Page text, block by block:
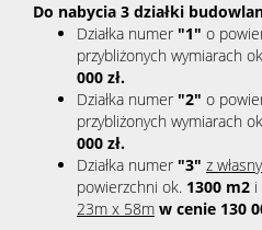
Do nabycia 3 działki
Działka numer "1" o
przybliżonych wymiarach
000 zł.
Działka numer "2" o
przybliżonych wymiarach
000 zł.
Działka numer "3" z
powierzchni ok. 1300 m2 i
23m x 58m w cenie 130